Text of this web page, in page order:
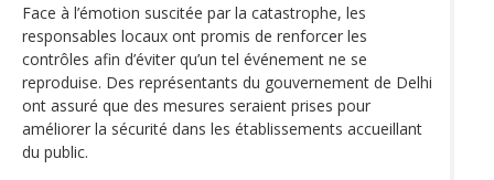
Face à l’émotion suscitée par la catastrophe, les
responsables locaux ont promis de renforcer les
contrôles afin d’éviter qu’un tel événement ne se
reproduise. Des représentants du gouvernement de Delhi
ont assuré que des mesures seraient prises pour
améliorer la sécurité dans les établissements accueillant
du public.